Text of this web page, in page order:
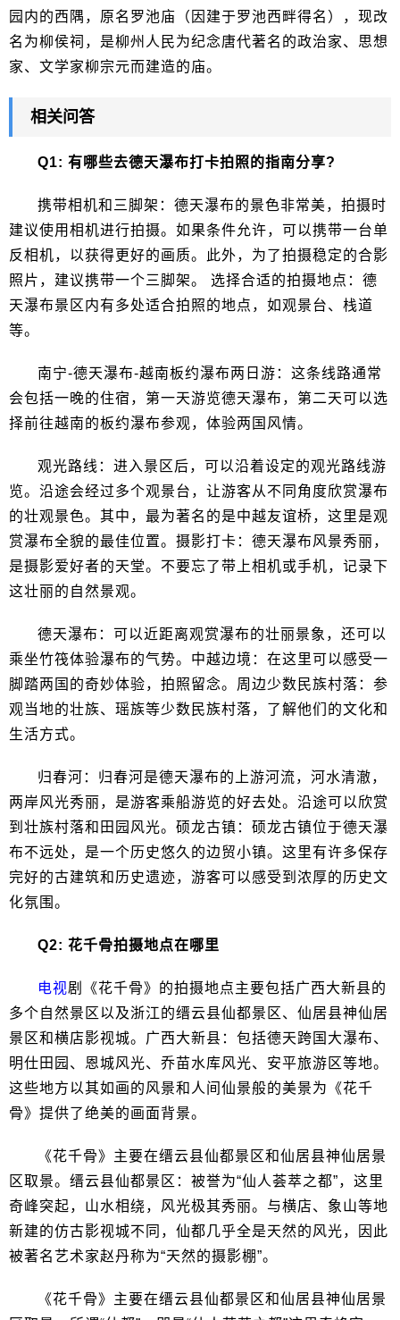
园内的西隅，原名罗池庙（因建于罗池西畔得名），现改
名为柳侯祠，是柳州人民为纪念唐代著名的政治家、思想
家、文学家柳宗元而建造的庙。
相关问答
Q1: 有哪些去德天瀑布打卡拍照的指南分享?
携带相机和三脚架：德天瀑布的景色非常美，拍摄时
建议使用相机进行拍摄。如果条件允许，可以携带一台单
反相机，以获得更好的画质。此外，为了拍摄稳定的合影
照片，建议携带一个三脚架。 选择合适的拍摄地点：德
天瀑布景区内有多处适合拍照的地点，如观景台、栈道
等。
南宁-德天瀑布-越南板约瀑布两日游：这条线路通常
会包括一晚的住宿，第一天游览德天瀑布，第二天可以选
择前往越南的板约瀑布参观，体验两国风情。
观光路线：进入景区后，可以沿着设定的观光路线游
览。沿途会经过多个观景台，让游客从不同角度欣赏瀑布
的壮观景色。其中，最为著名的是中越友谊桥，这里是观
赏瀑布全貌的最佳位置。摄影打卡：德天瀑布风景秀丽，
是摄影爱好者的天堂。不要忘了带上相机或手机，记录下
这壮丽的自然景观。
德天瀑布：可以近距离观赏瀑布的壮丽景象，还可以
乘坐竹筏体验瀑布的气势。中越边境：在这里可以感受一
脚踏两国的奇妙体验，拍照留念。周边少数民族村落：参
观当地的壮族、瑶族等少数民族村落，了解他们的文化和
生活方式。
归春河：归春河是德天瀑布的上游河流，河水清澈，
两岸风光秀丽，是游客乘船游览的好去处。沿途可以欣赏
到壮族村落和田园风光。硕龙古镇：硕龙古镇位于德天瀑
布不远处，是一个历史悠久的边贸小镇。这里有许多保存
完好的古建筑和历史遗迹，游客可以感受到浓厚的历史文
化氛围。
Q2: 花千骨拍摄地点在哪里
电视剧《花千骨》的拍摄地点主要包括广西大新县的
多个自然景区以及浙江的缙云县仙都景区、仙居县神仙居
景区和横店影视城。广西大新县：包括德天跨国大瀑布、
明仕田园、恩城风光、乔苗水库风光、安平旅游区等地。
这些地方以其如画的风景和人间仙景般的美景为《花千
骨》提供了绝美的画面背景。
《花千骨》主要在缙云县仙都景区和仙居县神仙居景
区取景。缙云县仙都景区：被誉为“仙人荟萃之都”，这里
奇峰突起，山水相绕，风光极其秀丽。与横店、象山等地
新建的仿古影视城不同，仙都几乎全是天然的风光，因此
被著名艺术家赵丹称为“天然的摄影棚”。
《花千骨》主要在缙云县仙都景区和仙居县神仙居景